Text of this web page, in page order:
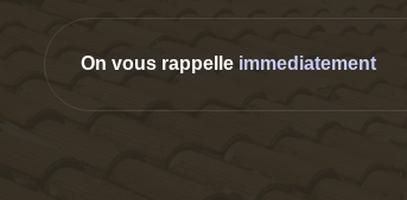
On vous rappelle immediatement